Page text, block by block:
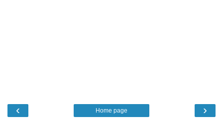
‹ ›
Home page